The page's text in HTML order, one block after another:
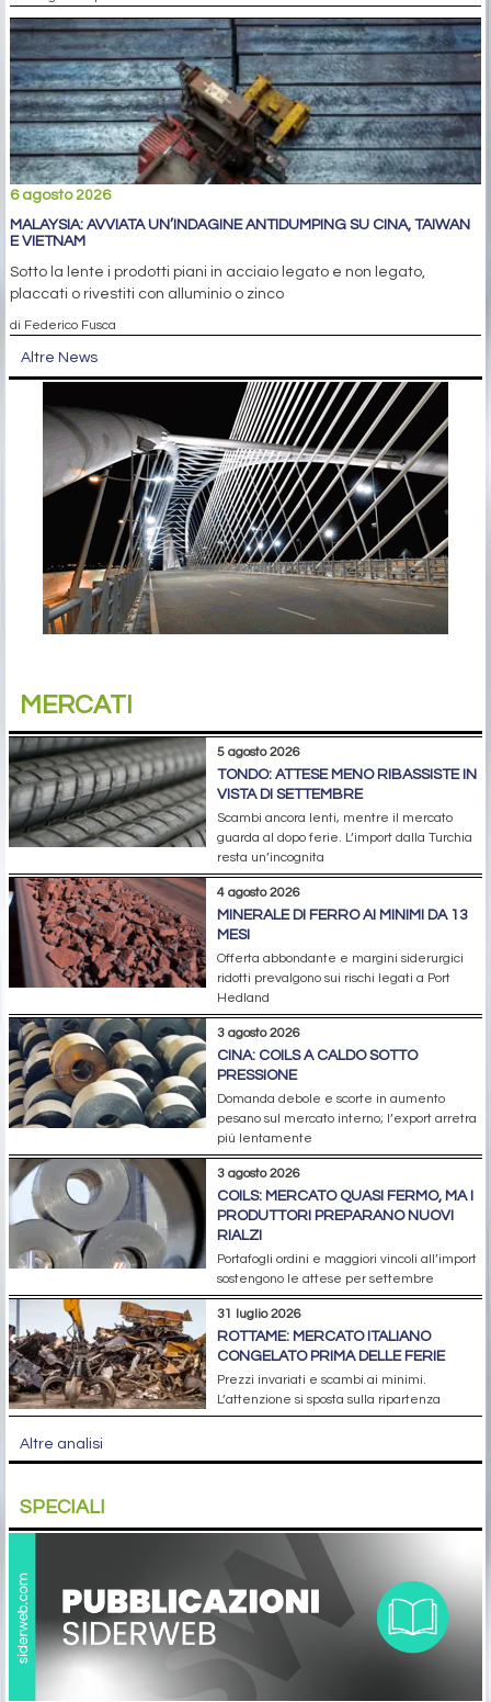
6 agosto 2026
MALAYSIA: AVVIATA UN’INDAGINE ANTIDUMPING SU CINA, TAIWAN
E VIETNAM
Sotto la lente i prodotti piani in acciaio legato e non legato,
placcati o rivestiti con alluminio o zinco
di Federico Fusca
Altre News
MERCATI
5 agosto 2026
TONDO: ATTESE MENO RIBASSISTE IN
VISTA DI SETTEMBRE
Scambi ancora lenti, mentre il mercato
guarda al dopo ferie. L’import dalla Turchia
resta un’incognita
4 agosto 2026
MINERALE DI FERRO AI MINIMI DA 13
MESI
Offerta abbondante e margini siderurgici
ridotti prevalgono sui rischi legati a Port
Hedland
3 agosto 2026
CINA: COILS A CALDO SOTTO
PRESSIONE
Domanda debole e scorte in aumento
pesano sul mercato interno; l’export arretra
più lentamente
3 agosto 2026
COILS: MERCATO QUASI FERMO, MA I
PRODUTTORI PREPARANO NUOVI
RIALZI
Portafogli ordini e maggiori vincoli all’import
sostengono le attese per settembre
31 luglio 2026
ROTTAME: MERCATO ITALIANO
CONGELATO PRIMA DELLE FERIE
Prezzi invariati e scambi ai minimi.
L’attenzione si sposta sulla ripartenza
Altre analisi
SPECIALI